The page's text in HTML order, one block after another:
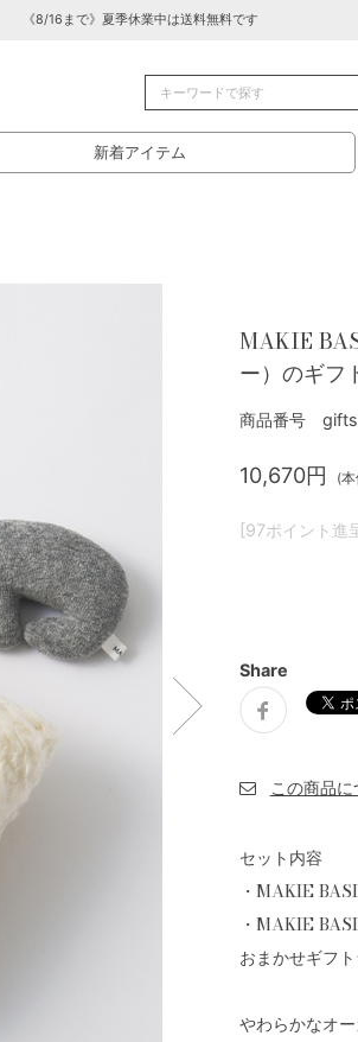
《8/16まで》夏季休業中は送料無料です
新着アイテム
MAKIE
ー）のギフ
商品番号
10,670円 (
[97ポイント進
Share
セット内容
・MAKIE
・MAKIE
おまかせギフ
やわらかなオ